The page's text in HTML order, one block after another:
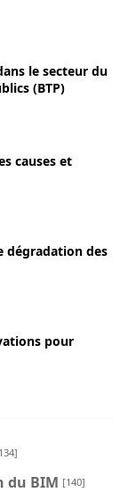
le secteur du
(BTP)
causes et
dégradation des
pour
du BIM [140]